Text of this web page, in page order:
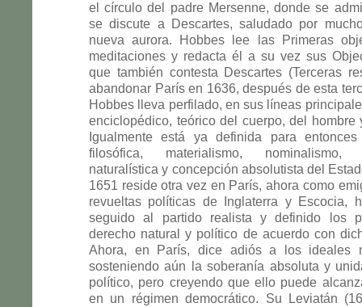
el círculo del padre Mersenne, donde se
se discute a Descartes, saludado por
nueva aurora. Hobbes lee las Primeras
meditaciones y redacta él a su vez sus
que también contesta Descartes (Terceras
abandonar París en 1636, después de esta
Hobbes lleva perfilado, en sus líneas
enciclopédico, teórico del cuerpo, del hombre
Igualmente está ya definida para
filosófica, materialismo, nominalismo,
naturalística y concepción absolutista del
1651 reside otra vez en París, ahora como
revueltas políticas de Inglaterra y Escocia,
seguido al partido realista y definido los
derecho natural y político de acuerdo con
Ahora, en París, dice adiós a los ideales
sosteniendo aún la soberanía absoluta y
político, pero creyendo que ello puede
en un régimen democrático. Su Leviatán